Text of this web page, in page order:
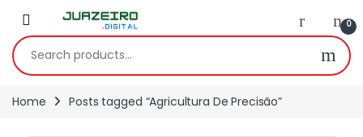
0
Home Posts tagged “Agricultura De Precisão”